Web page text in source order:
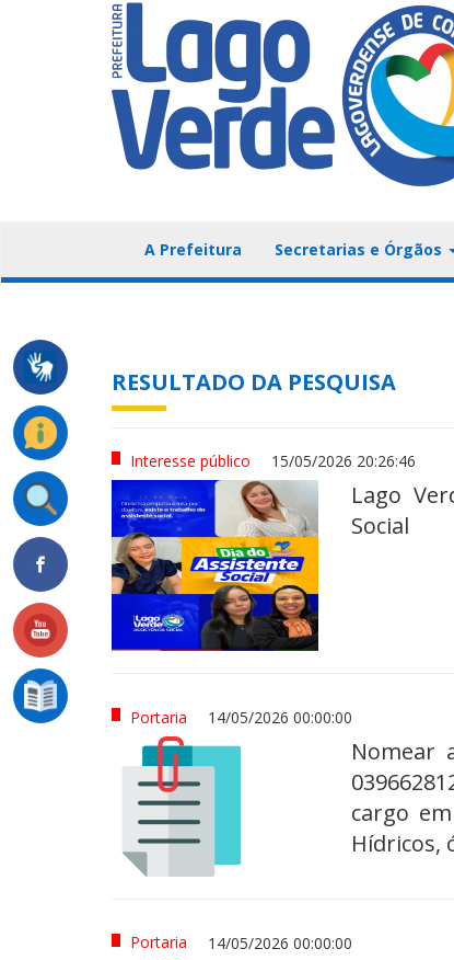
A Prefeitura Secretarias e Órgãos
RESULTADO DA PESQUISA
Interesse público 15/05/2026 20:26:46
Lago
Social
Portaria 14/05/2026 00:00:00
Nomear
cargo
Hídricos,
Portaria 14/05/2026 00:00:00